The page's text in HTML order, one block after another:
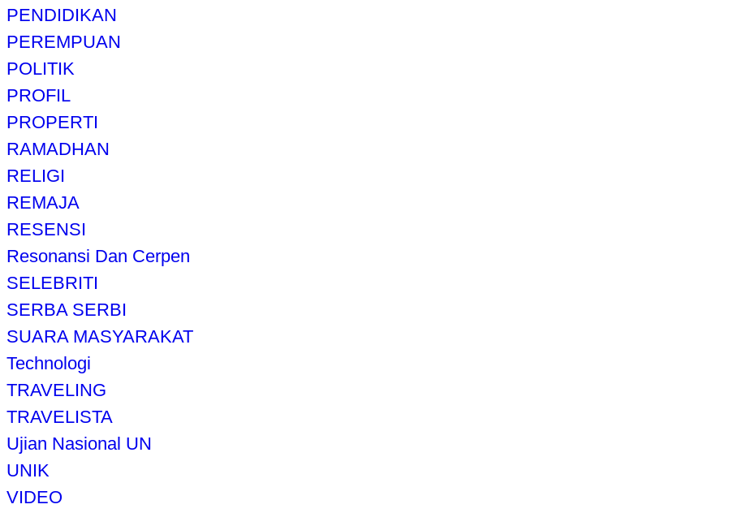
PENDIDIKAN
PEREMPUAN
POLITIK
PROFIL
PROPERTI
RAMADHAN
RELIGI
REMAJA
RESENSI
Resonansi Dan Cerpen
SELEBRITI
SERBA SERBI
SUARA MASYARAKAT
Technologi
TRAVELING
TRAVELISTA
Ujian Nasional UN
UNIK
VIDEO